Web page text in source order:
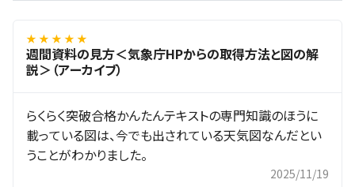
★ ★ ★ ★ ★
週間資料の見方＜気象庁HPからの取得方法と図の解
説＞（アーカイブ）
らくらく突破合格かんたんテキストの専門知識のほうに
載っている図は、今でも出されている天気図なんだとい
うことがわかりました。
2025/11/19